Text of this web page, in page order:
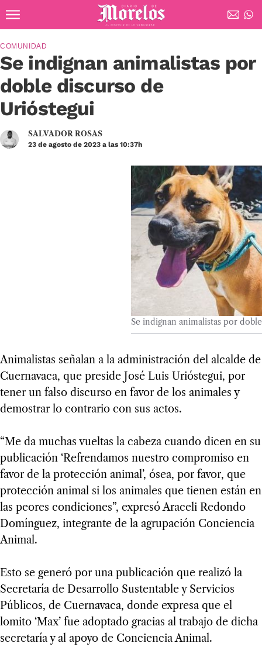
Diario de Morelos
Se indignan animalistas por
doble discurso de
Urióstegui
COMUNIDAD
SALVADOR ROSAS
23 de agosto de 2023 a las 10:37h
Se indignan animalistas por
Animalistas señalan a la administración del alcalde de
Cuernavaca, que preside José Luis Urióstegui, por
tener un falso discurso en favor de los animales y
demostrar lo contrario con sus actos.
“Me da muchas vueltas la cabeza cuando dicen en su
publicación ‘Refrendamos nuestro compromiso en
favor de la protección animal’, ósea, por favor, que
protección animal si los animales que tienen están en
las peores condiciones”, expresó Araceli Redondo
Domínguez, integrante de la agrupación Conciencia
Animal.
Esto se generó por una publicación que realizó la
Secretaría de Desarrollo Sustentable y Servicios
Públicos, de Cuernavaca, donde expresa que el
lomito ‘Max’ fue adoptado gracias al trabajo de dicha
secretaría y al apoyo de Conciencia Animal.